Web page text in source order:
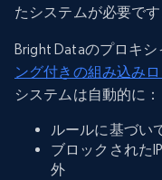
たシステムが必要です
Bright Dataのプロキ
ング付きの組み込み
システムは自動的に：
ルールに基づい
ブロックされた
外